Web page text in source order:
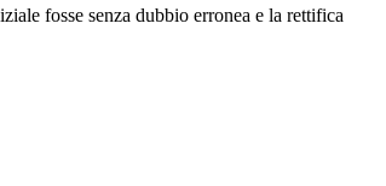
fosse senza dubbio erronea e la rettifica